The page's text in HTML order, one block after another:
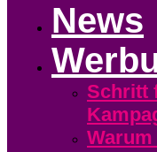
News
Schritt